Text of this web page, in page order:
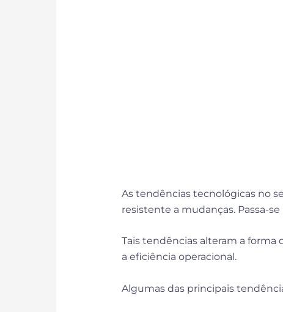
As tendências tecnológicas no
resistente a mudanças. Passa-
Tais tendências alteram a
a eficiência operacional.
Algumas das principais